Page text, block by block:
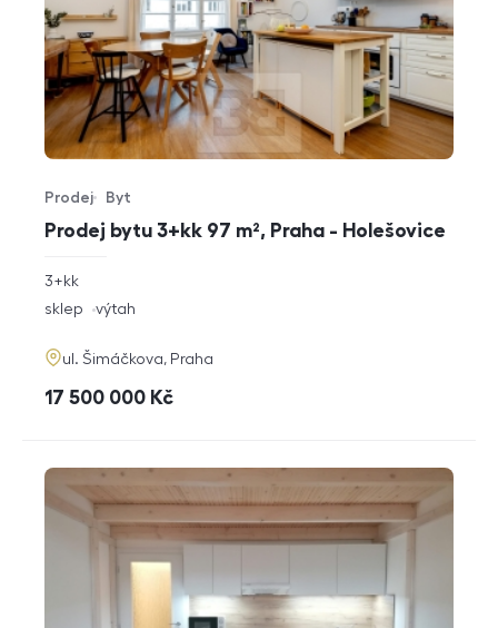
Prodej bytu 3+kk 97 m², Praha - Holešovice
Typ nabídky
Prodej
Typ nemovitosti
Byt
rozměry
dispozice
3+kk
funkce
sklep výtah
adresa
ul. Šimáčkova, Praha
cena
17 500 000 Kč